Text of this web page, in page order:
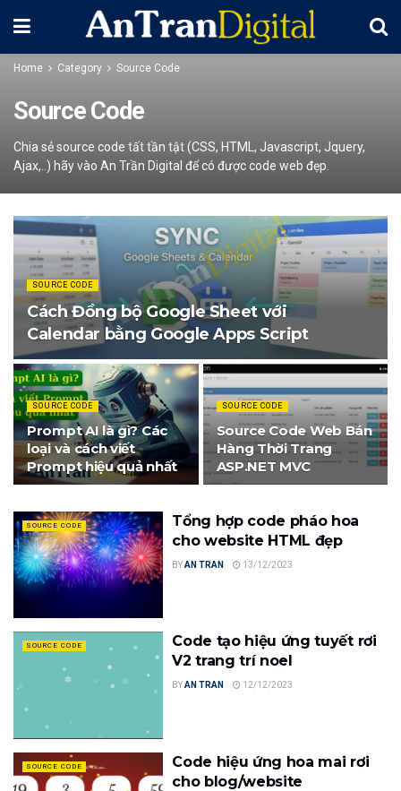
Home Category Source Code
Source Code
Chia sẻ source code tất tần tật (CSS, HTML, Javascript, Jquery,
Ajax,..) hãy vào An Trần Digital để có được code web đẹp.
SOURCE CODE
Cách Đồng bộ Google Sheet với
Calendar bằng Google Apps Script
SOURCE CODE
Prompt AI là gì? Các
loại và cách viết
Prompt hiệu quả nhất
SOURCE CODE
Source Code Web Bán
Hàng Thời Trang
ASP.NET MVC
SOURCE CODE
Tổng hợp code pháo hoa
cho website HTML đẹp
BYAN TRAN 13/12/2023
SOURCE CODE
Code tạo hiệu ứng tuyết rơi
V2 trang trí noel
BYAN TRAN 12/12/2023
SOURCE CODE
Code hiệu ứng hoa mai rơi
cho blog/website